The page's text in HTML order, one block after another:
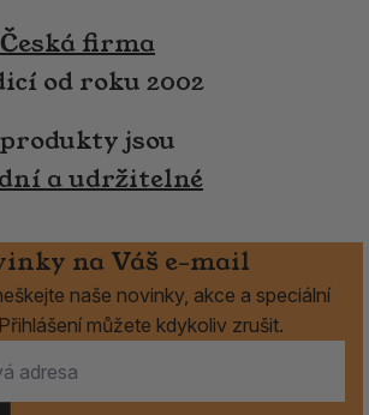
firma
od roku 2002
jsou
a udržitelné
na Váš e-mail
naše novinky, akce a speciální
můžete kdykoliv zrušit.